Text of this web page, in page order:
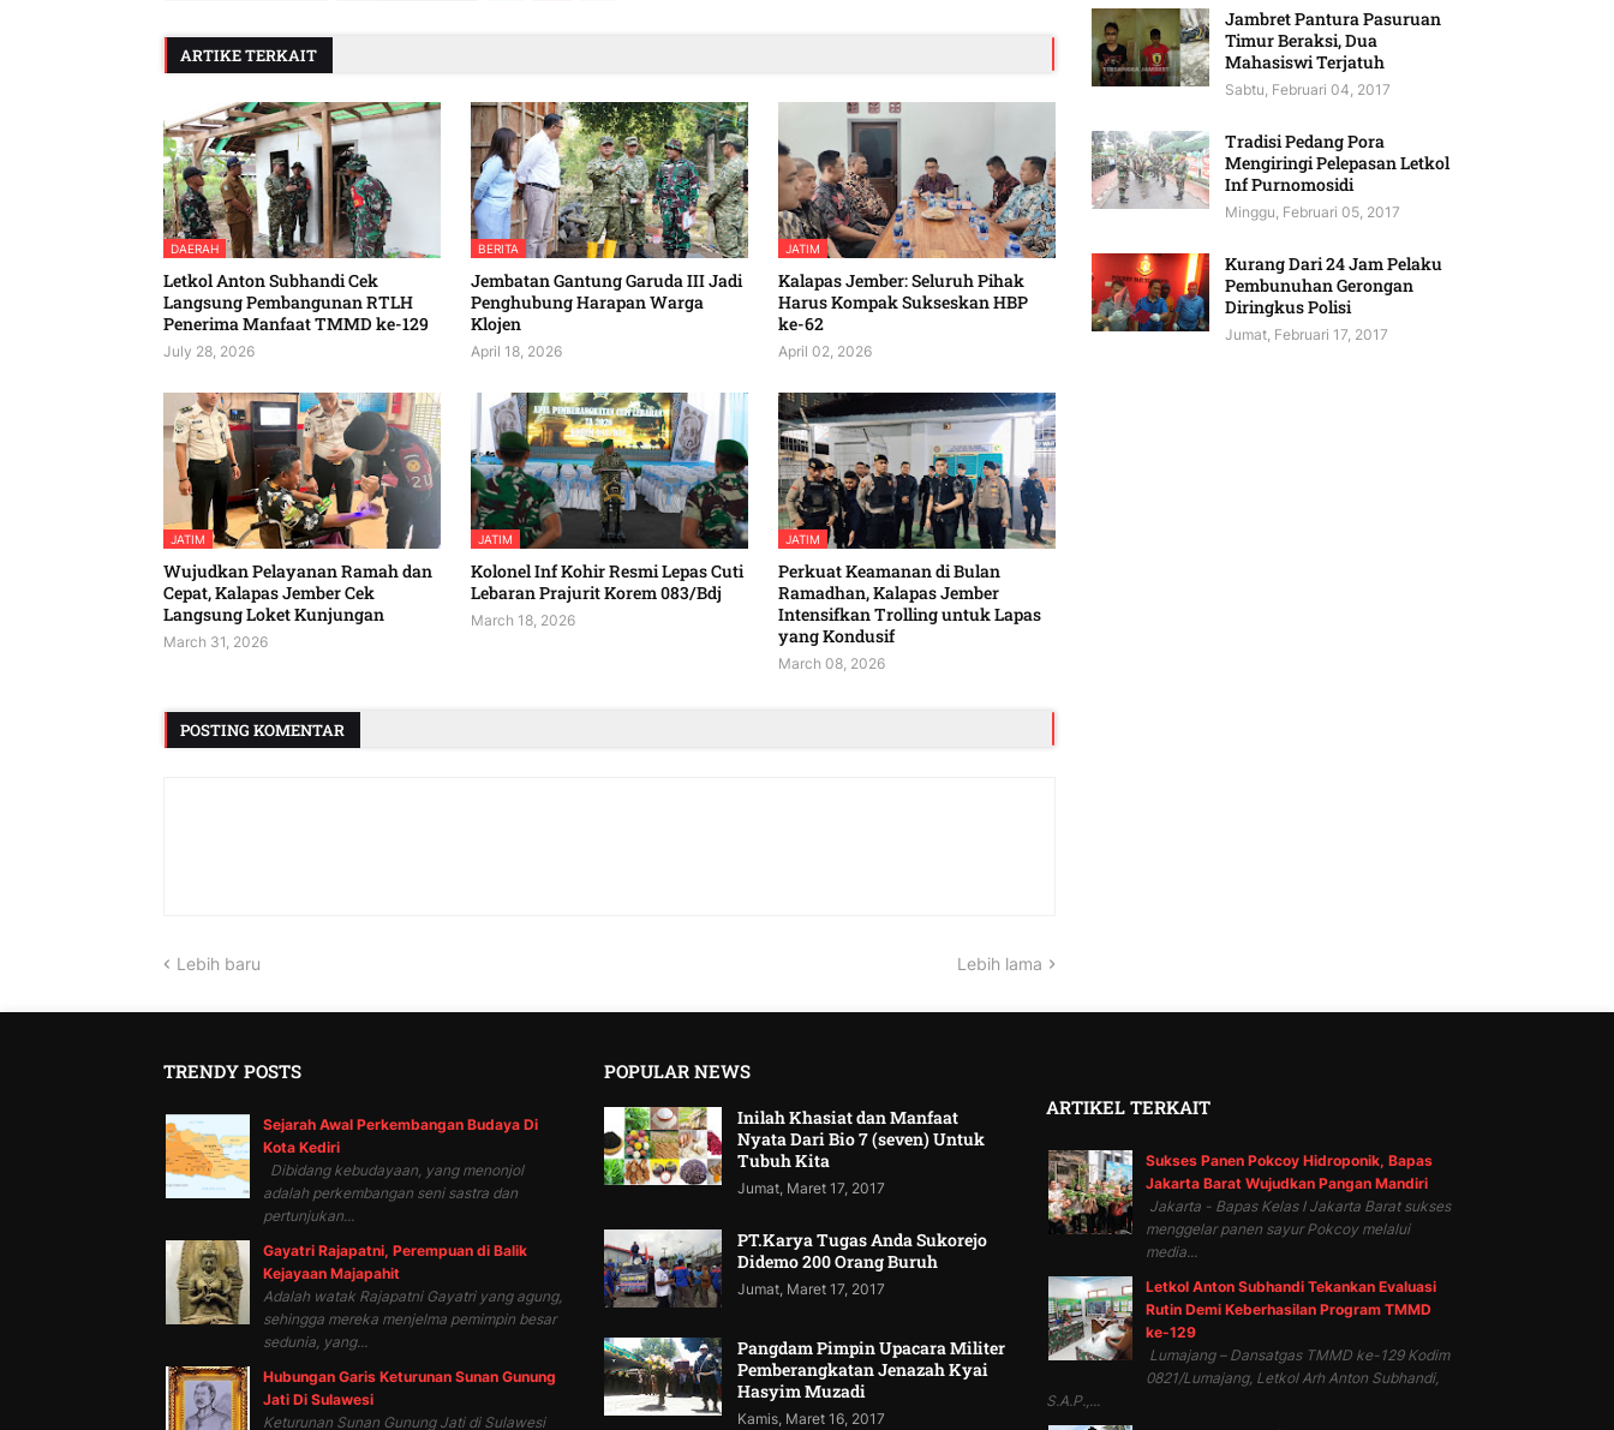
ARTIKE TERKAIT
DAERAH
Letkol Anton Subhandi Cek
Langsung Pembangunan RTLH
Penerima Manfaat TMMD ke-129
July 28, 2026
BERITA
Jembatan Gantung Garuda III Jadi
Penghubung Harapan Warga
Klojen
April 18, 2026
JATIM
Kalapas Jember: Seluruh Pihak
Harus Kompak Sukseskan HBP
ke-62
April 02, 2026
JATIM
Wujudkan Pelayanan Ramah dan
Cepat, Kalapas Jember Cek
Langsung Loket Kunjungan
March 31, 2026
JATIM
Kolonel Inf Kohir Resmi Lepas Cuti
Lebaran Prajurit Korem 083/Bdj
March 18, 2026
JATIM
Perkuat Keamanan di Bulan
Ramadhan, Kalapas Jember
Intensifkan Trolling untuk Lapas
yang Kondusif
March 08, 2026
POSTING KOMENTAR
Lebih baru Lebih lama
Jambret Pantura Pasuruan
Timur Beraksi, Dua
Mahasiswi Terjatuh
Sabtu, Februari 04, 2017
Tradisi Pedang Pora
Mengiringi Pelepasan Letkol
Inf Purnomosidi
Minggu, Februari 05, 2017
Kurang Dari 24 Jam Pelaku
Pembunuhan Gerongan
Diringkus Polisi
Jumat, Februari 17, 2017
TRENDY POSTS
Sejarah Awal Perkembangan Budaya Di
Kota Kediri
Dibidang kebudayaan, yang menonjol
adalah perkembangan seni sastra dan
pertunjukan...
Gayatri Rajapatni, Perempuan di Balik
Kejayaan Majapahit
Adalah watak Rajapatni Gayatri yang agung,
sehingga mereka menjelma pemimpin besar
sedunia, yang...
Hubungan Garis Keturunan Sunan Gunung
Jati Di Sulawesi
Keturunan Sunan Gunung Jati di Sulawesi
POPULAR NEWS
Inilah Khasiat dan Manfaat
Nyata Dari Bio 7 (seven) Untuk
Tubuh Kita
Jumat, Maret 17, 2017
PT.Karya Tugas Anda Sukorejo
Didemo 200 Orang Buruh
Jumat, Maret 17, 2017
Pangdam Pimpin Upacara Militer
Pemberangkatan Jenazah Kyai
Hasyim Muzadi
Kamis, Maret 16, 2017
ARTIKEL TERKAIT
Sukses Panen Pokcoy Hidroponik, Bapas
Jakarta Barat Wujudkan Pangan Mandiri
Jakarta - Bapas Kelas I Jakarta Barat sukses
menggelar panen sayur Pokcoy melalui
media...
Letkol Anton Subhandi Tekankan Evaluasi
Rutin Demi Keberhasilan Program TMMD
ke-129
Lumajang – Dansatgas TMMD ke-129 Kodim
0821/Lumajang, Letkol Arh Anton Subhandi,
S.A.P.,...